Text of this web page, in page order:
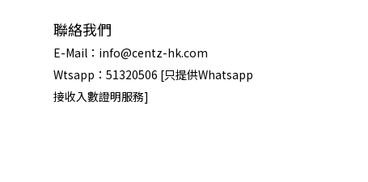
聯絡我們
E-Mail：info@centz-hk.com
Wtsapp：51320506 [只提供Whatsapp
接收入數證明服務]